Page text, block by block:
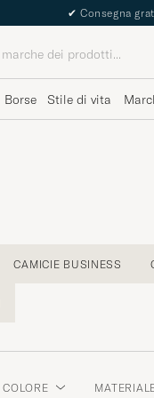
Borse Stile di vita
CAMICIE BUSINESS
COLORE